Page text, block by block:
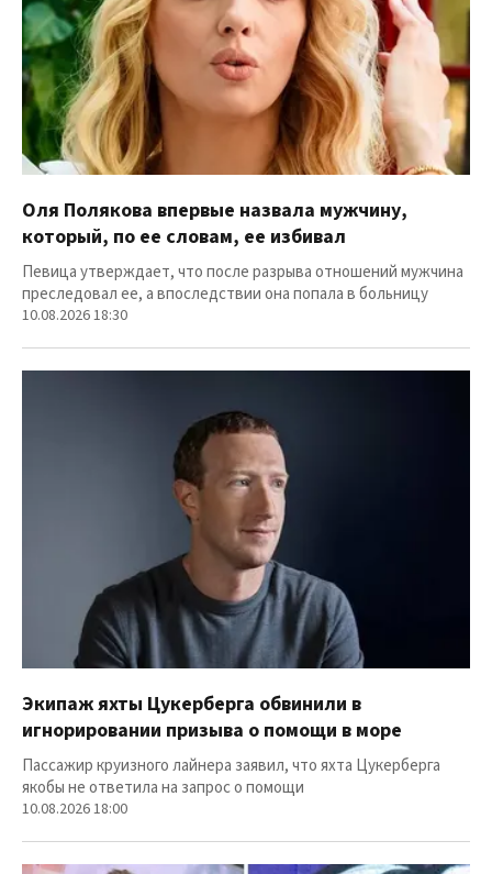
Оля Полякова впервые назвала мужчину,
который, по ее словам, ее избивал
Певица утверждает, что после разрыва отношений мужчина
преследовал ее, а впоследствии она попала в больницу
10.08.2026 18:30
Экипаж яхты Цукерберга обвинили в
игнорировании призыва о помощи в море
Пассажир круизного лайнера заявил, что яхта Цукерберга
якобы не ответила на запрос о помощи
10.08.2026 18:00